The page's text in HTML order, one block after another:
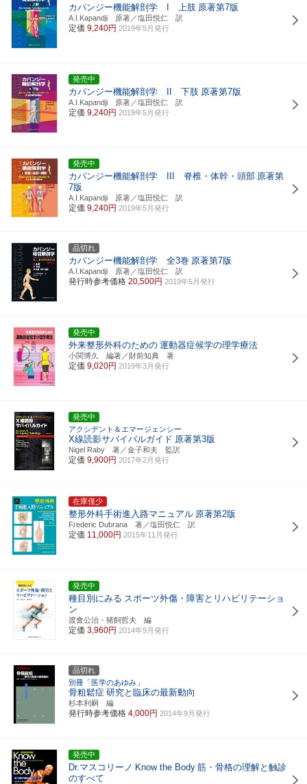
カパンジー機能解剖学 I 上肢 原著第7版
A.I.Kapandji 原著／塩田悦仁 訳
定価 9,240円 2019年5月発行
発売中
カパンジー機能解剖学 II 下肢 原著第7版
A.I.Kapandji 原著／塩田悦仁 訳
定価 9,240円 2019年5月発行
発売中
カパンジー機能解剖学 III 脊椎・体幹・頭部 原著第
7版
A.I.Kapandji 原著／塩田悦仁 訳
定価 9,240円 2019年5月発行
品切れ
カパンジー機能解剖学 全3巻 原著第7版
A.I.Kapandji 原著／塩田悦仁 訳
発行時参考価格 20,500円 2019年5月発行
発売中
外来整形外科のための 運動器症候学の理学療法
小関博久 編著／財前知典 著
定価 9,020円 2019年3月発行
発売中
アクシデント＆エマージェンシー
X線読影サバイバルガイド 原著第3版
Nigel Raby 著／金子和夫 監訳
定価 9,900円 2017年2月発行
在庫僅少
整形外科手術進入路マニュアル 原著第2版
Frederic Dubrana 著／塩田悦仁 訳
定価 11,000円 2015年11月発行
発売中
種目別にみる スポーツ外傷・障害とリハビリテーショ
ン
渡會公治・猪飼哲夫 編
定価 3,960円 2014年9月発行
品切れ
別冊「医学のあゆみ」
骨粗鬆症 研究と臨床の最新動向
杉本利嗣 編
発行時参考価格 4,000円 2014年9月発行
発売中
Dr.マスコリーノ Know the Body 筋・骨格の理解と触診
のすべて